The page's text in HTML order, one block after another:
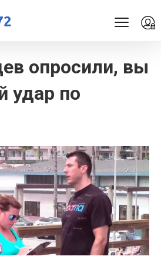
опросили, вы
удар по